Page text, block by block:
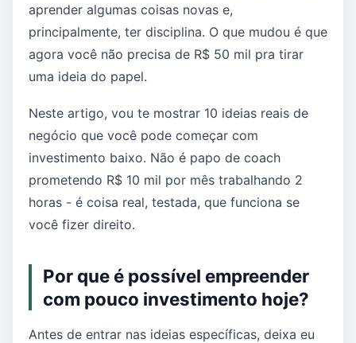
aprender algumas coisas novas e,
principalmente, ter disciplina. O que mudou é que
agora você não precisa de R$ 50 mil pra tirar
uma ideia do papel.
Neste artigo, vou te mostrar 10 ideias reais de
negócio que você pode começar com
investimento baixo. Não é papo de coach
prometendo R$ 10 mil por mês trabalhando 2
horas - é coisa real, testada, que funciona se
você fizer direito.
Por que é possível empreender
com pouco investimento hoje?
Antes de entrar nas ideias específicas, deixa eu